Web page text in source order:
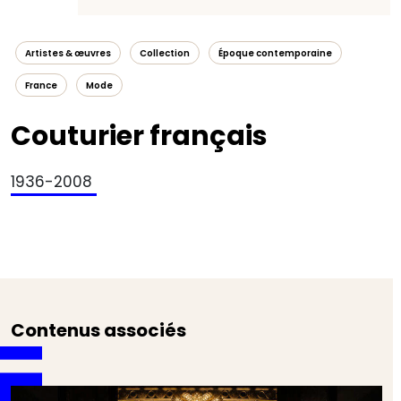
Artistes & œuvres Collection Époque contemporaine
France Mode
Couturier français
1936-2008
Contenus associés